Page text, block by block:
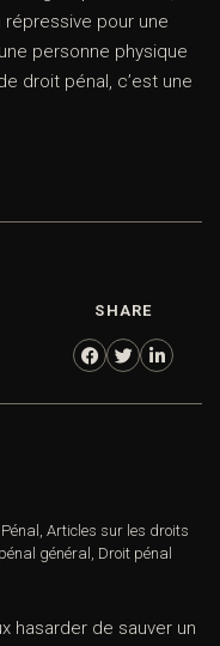
pour une
personne physique
droit pénal, c’est une
SHARE
, Articles sur les droits
général , Droit pénal
hasarder de sauver un